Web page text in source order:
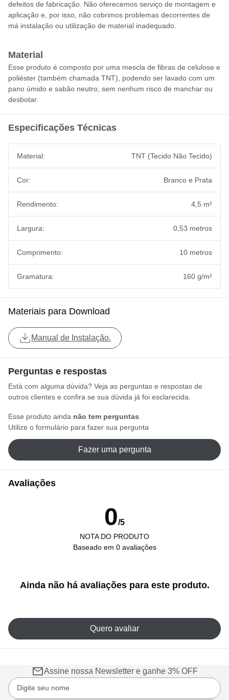
defeitos de fabricação. Não oferecemos serviço de montagem e
aplicação e, por isso, não cobrimos problemas decorrentes de
má instalação ou utilização de material inadequado.
Material
Esse produto é composto por uma mescla de fibras de celulose e
poliéster (também chamada TNT), podendo ser lavado com um
pano úmido e sabão neutro, sem nenhum risco de manchar ou
desbotar.
Especificações Técnicas
Material: TNT (Tecido Não Tecido)
Cor: Branco e Prata
Rendimento: 4,5 m²
Largura: 0,53 metros
Comprimento: 10 metros
Gramatura: 160 g/m²
Materiais para Download
Manual de Instalação.
Perguntas e respostas
Está com alguma dúvida? Veja as perguntas e respostas de
outros clientes e confira se sua dúvida já foi esclarecida.
Esse produto ainda não tem perguntas
Utilize o formulário para fazer sua pergunta
Fazer uma pergunta
Avaliações
0/5
NOTA DO PRODUTO
Baseado em 0 avaliações
Ainda não há avaliações para este produto.
Quero avaliar
Assine nossa Newsletter e ganhe 3% OFF